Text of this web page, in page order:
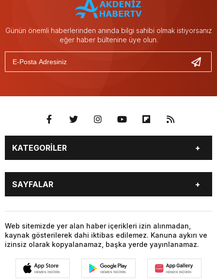
Günün önemli haberlerinden anında bilgi sahibi olmak istiyorsanız
eğer haber bültenine üye olun.
KATEGORİLER
GÜNDEM
SEKTÖR ÖZEL
DÜNYA
EKONOMİ
SPOR
SAYFALAR
DÜNYA
SİYASET
EKONOMİ
SPOR
Web sitemizde yer alan haber içerikleri izin alınmadan,
kaynak gösterilerek dahi iktibas edilemez. Kanuna aykırı ve
izinsiz olarak kopyalanamaz, başka yerde yayınlanamaz.